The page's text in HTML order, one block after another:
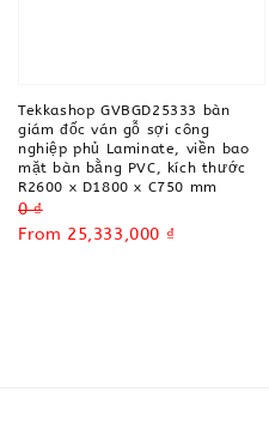
Tekkashop GVBGD25333 bàn
giám đốc ván gỗ sợi công
nghiệp phủ Laminate, viền bao
mặt bàn bằng PVC, kích thước
R2600 x D1800 x C750 mm
Regular
price
0 ₫
Sale
From 25,333,000 ₫